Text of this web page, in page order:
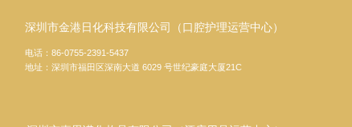
深圳市金港日化科技有限公司（口腔护理运营中心）
电话：86-0755-2391-5437
地址：深圳市福田区深南大道 6029 号世纪豪庭大厦21C